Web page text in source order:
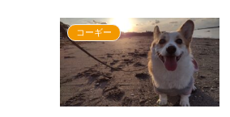
コーギー